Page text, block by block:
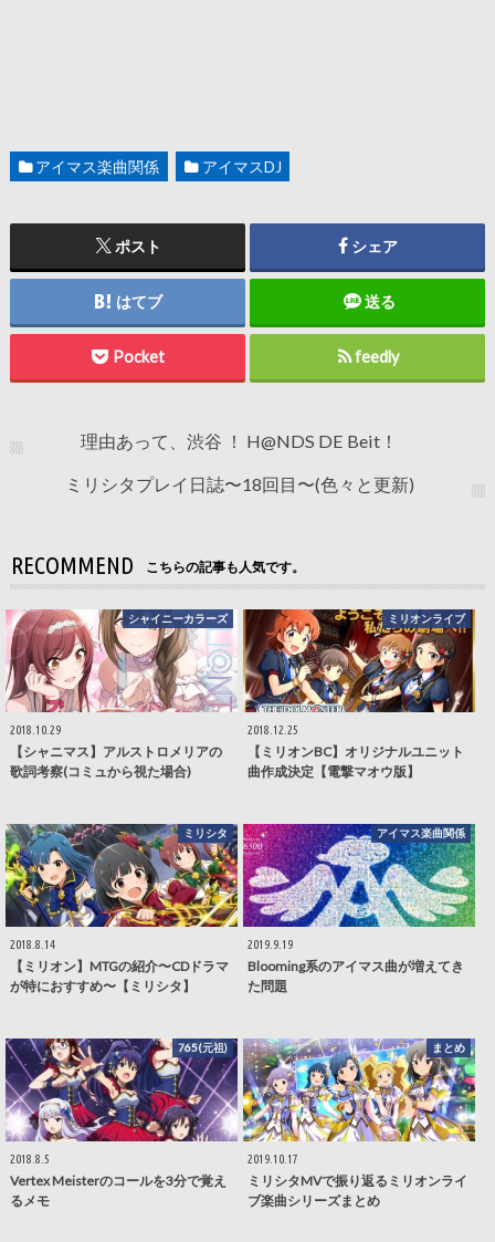
アイマス楽曲関係 アイマスDJ
ポスト シェア
はてブ 送る
Pocket feedly
理由あって、渋谷 ！ H@NDS DE Beit！
ミリシタプレイ日誌〜18回目〜(色々と更新)
RECOMMEND こちらの記事も人気です。
シャイニーカラーズ
2018.10.29
【シャニマス】アルストロメリアの
歌詞考察(コミュから視た場合)
ミリオンライブ
2018.12.25
【ミリオンBC】オリジナルユニット
曲作成決定【電撃マオウ版】
ミリシタ
2018.8.14
【ミリオン】MTGの紹介〜CDドラマ
が特におすすめ〜【ミリシタ】
アイマス楽曲関係
2019.9.19
Blooming系のアイマス曲が増えてき
た問題
765(元祖)
2018.8.5
Vertex Meisterのコールを3分で覚え
るメモ
まとめ
2019.10.17
ミリシタMVで振り返るミリオンライ
ブ楽曲シリーズまとめ